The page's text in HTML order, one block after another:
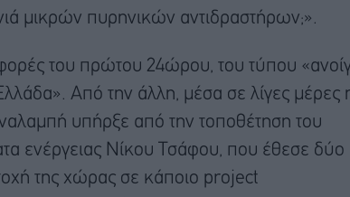
μικρών πυρηνικών αντιδραστήρων;».
του πρώτου 24ώρου, του τύπου
Από την άλλη, μέσα σε λίγες μέρες
υπήρξε από την τοποθέτηση του
ενέργειας Νίκου Τσάφου, που έθεσε δύο
της χώρας σε κάποιο project